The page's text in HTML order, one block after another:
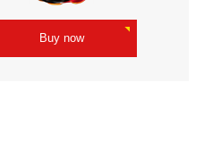
Buy now